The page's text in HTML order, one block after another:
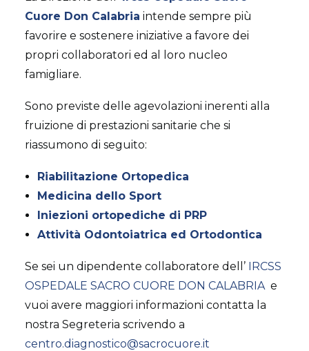
PUNTO PRELIEVI
Cuore Don Calabria intende sempre più
favorire e sostenere iniziative a favore dei
propri collaboratori ed al loro nucleo
famigliare.
Sono previste delle agevolazioni inerenti alla
fruizione di prestazioni sanitarie che si
riassumono di seguito:
Riabilitazione Ortopedica
Medicina dello Sport
Iniezioni ortopediche di PRP
Attività Odontoiatrica ed Ortodontica
Se sei un dipendente collaboratore dell’ IRCSS
OSPEDALE SACRO CUORE DON CALABRIAe
vuoi avere maggiori informazioni contatta la
nostra Segreteria scrivendo a
centro.diagnostico@sacrocuore.it